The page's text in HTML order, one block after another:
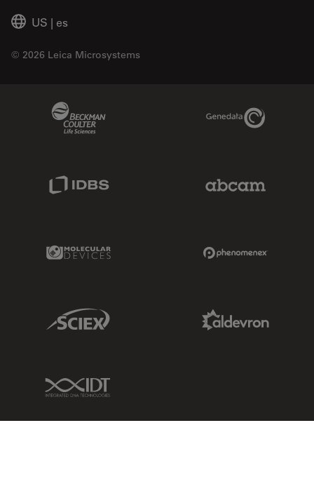
US | es
© 2026 Leica Microsystems
Genedata Link
Molecular Devices Link
Sciex Link
IDT Link